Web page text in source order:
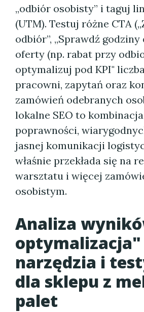
„odbiór osobisty” i taguj
(UTM). Testuj różne CTA
odbiór”, „Sprawdź
oferty (np. rabat przy
optymalizuj pod KPI"
pracowni, zapytań oraz
zamówień odebranych
lokalne SEO to
poprawności,
jasnej komunikacji
właśnie przekłada się na
warsztatu i więcej
osobistym.
Analiza
optymalizacja"
narzędzia i
dla sklepu z
palet